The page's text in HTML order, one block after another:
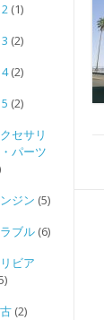
(1)
(2)
(2)
(2)
セサリ
パーツ
ジン (5)
ラブル (6)
ビア
(2)